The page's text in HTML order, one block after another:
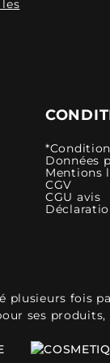
Données
Mentions
CGV
CGU avis
plusieurs fois
ses produits,